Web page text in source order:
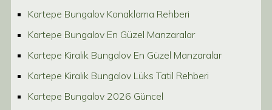
Kartepe Bungalov Konaklama Rehberi
Kartepe Bungalov En Güzel Manzaralar
Kartepe Kiralık Bungalov En Güzel Manzaralar
Kartepe Kiralık Bungalov Lüks Tatil Rehberi
Kartepe Bungalov 2026 Güncel